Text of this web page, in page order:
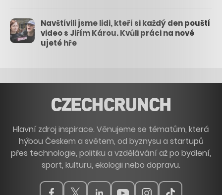
Navštívili jsme lidi, kteří si každý den pouští
video s Jiřím Károu. Kvůli práci na nové
ujeté hře
Hlavní zdroj inspirace. Věnujeme se tématům, která
hýbou Českem a světem, od byznysu a startupů
přes technologie, politiku a vzdělávání až po bydlení,
sport, kulturu, ekologii nebo dopravu.